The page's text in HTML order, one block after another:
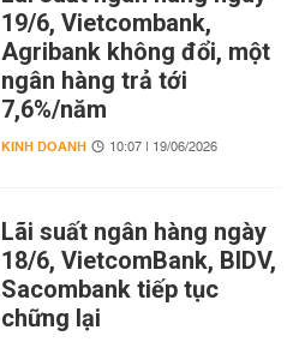
19/6, Vietcombank,
Agribank không đổi, một
ngân hàng trả tới
7,6%/năm
KINH DOANH 10:07 | 19/06/2026
Lãi suất ngân hàng ngày
18/6, VietcomBank, BIDV,
Sacombank tiếp tục
chững lại